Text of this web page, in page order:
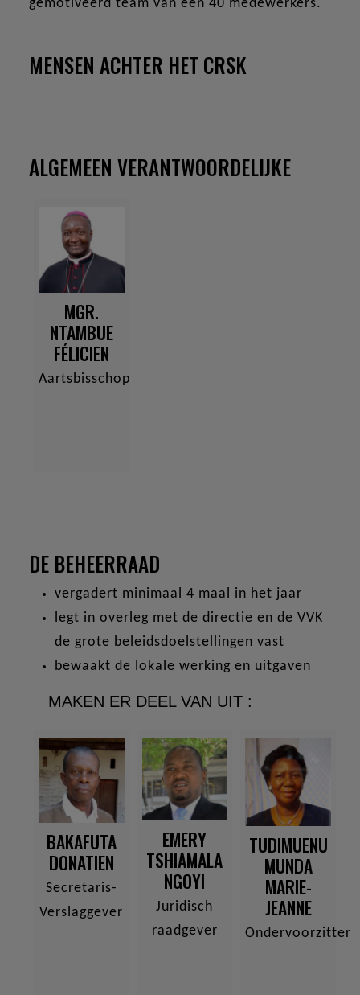
gemotiveerd team van een 40 medewerkers.
MENSEN ACHTER HET CRSK
ALGEMEEN VERANTWOORDELIJKE
MGR.
NTAMBUE
FÉLICIEN
Aartsbisschop
DE BEHEERRAAD
vergadert minimaal 4 maal in het jaar
legt in overleg met de directie en de VVK
de grote beleidsdoelstellingen vast
bewaakt de lokale werking en uitgaven
MAKEN ER DEEL VAN UIT :
BAKAFUTA
DONATIEN
Secretaris-
Verslaggever
EMERY
TSHIAMALA
NGOYI
Juridisch
raadgever
TUDIMUENU
MUNDA
MARIE-
JEANNE
Ondervoorzitter